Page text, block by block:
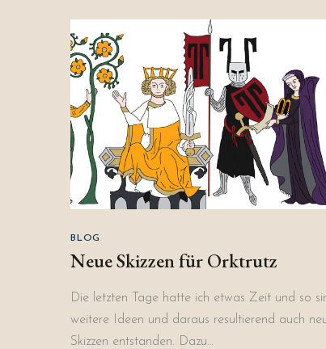
BLOG
Neue Skizzen für Orktrutz
Die letzten Tage hatte ich etwas Zeit und so
weitere Ideen und daraus resultierend auch
Skizzen entstanden. Dazu…